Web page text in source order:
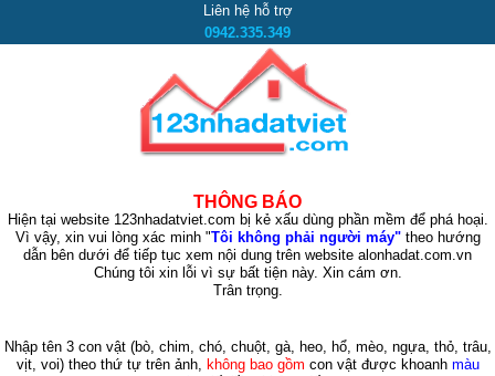
Liên hệ hỗ trợ
0942.335.349
THÔNG BÁO
Hiện tại website 123nhadatviet.com bị kẻ xấu dùng phần mềm để phá hoại.
Vì vậy, xin vui lòng xác minh "Tôi không phải người máy"theo hướng
dẫn bên dưới để tiếp tục xem nội dung trên website alonhadat.com.vn
Chúng tôi xin lỗi vì sự bất tiện này. Xin cám ơn.
Trân trọng.
Nhập tên 3 con vật (bò, chim, chó, chuột, gà, heo, hổ, mèo, ngựa, thỏ, trâu,
vịt, voi)theo thứ tự trên ảnh, không bao gồm con vật được khoanh màu